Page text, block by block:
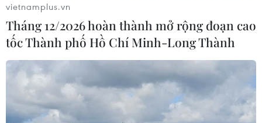
vietnamplus.vn
Tháng 12/2026 hoàn thành mở rộng đoạn cao
tốc Thành phố Hồ Chí Minh-Long Thành